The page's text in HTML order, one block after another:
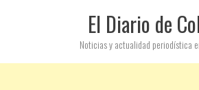
El Diario de
Noticias y actualidad periodística